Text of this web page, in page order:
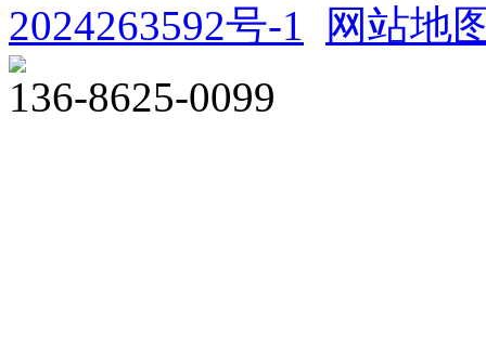
2024263592号-1
网站地
136-8625-0099